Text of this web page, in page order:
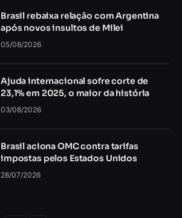
Brasil rebaixa relação com Argentina
após novos insultos de Milei
05/08/2026
Ajuda internacional sofre corte de
23,1% em 2025, o maior da história
03/08/2026
Brasil aciona OMC contra tarifas
impostas pelos Estados Unidos
28/07/2026